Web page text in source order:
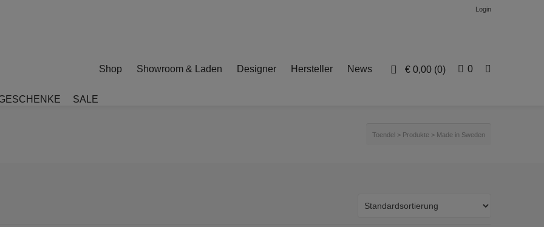
Login
€ 0,00 (0) 0
Shop Showroom & Laden Designer Hersteller News
SALE
Toendel > Produkte > Made in Sweden